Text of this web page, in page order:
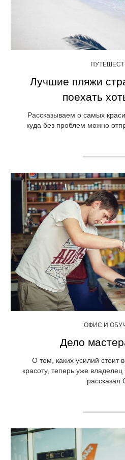
Лучшие пляжи
поехать
Рассказываем о самых
куда без проблем можно
ОФИС И
Дело
О том, каких усилий стоит
красоту, теперь уже
рассказал